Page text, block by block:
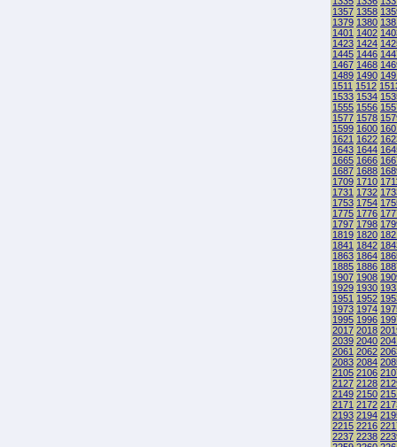
1357 1358
1379 1380
1401 1402
1423 1424
1445 1446
1467 1468
1489 1490
1511 1512
1533 1534
1555 1556
1577 1578
1599 1600
1621 1622
1643 1644
1665 1666
1687 1688
1709 1710
1731 1732
1753 1754
1775 1776
1797 1798
1819 1820
1841 1842
1863 1864
1885 1886
1907 1908
1929 1930
1951 1952
1973 1974
1995 1996
2017 2018
2039 2040
2061 2062
2083 2084
2105 2106
2127 2128
2149 2150
2171 2172
2193 2194
2215 2216
2237 2238